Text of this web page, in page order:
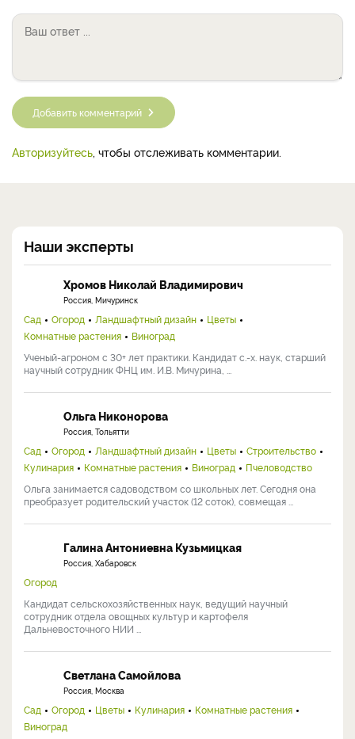
Добавить комментарий
Авторизуйтесь, чтобы отслеживать комментарии.
Наши эксперты
Хромов Николай Владимирович
Россия, Мичуринск
Сад Огород Ландшафтный дизайн
Цветы
Комнатные растения
Виноград
Ученый-агроном с 30+ лет практики. Кандидат с.-х. наук, старший
научный сотрудник ФНЦ им. И.В. Мичурина, ...
Ольга Никонорова
Россия, Тольятти
Сад Огород Ландшафтный дизайн Цветы
Строительство
Кулинария
Комнатные растения Виноград
Пчеловодство
Ольга занимается садоводством со школьных лет. Сегодня она
преобразует родительский участок (12 соток), совмещая ...
Галина Антониевна Кузьмицкая
Россия, Хабаровск
Огород
Кандидат сельскохозяйственных наук, ведущий научный
сотрудник отдела овощных культур и картофеля
Дальневосточного НИИ ...
Светлана Самойлова
Россия, Москва
Сад Огород Цветы Кулинария
Комнатные растения
Виноград